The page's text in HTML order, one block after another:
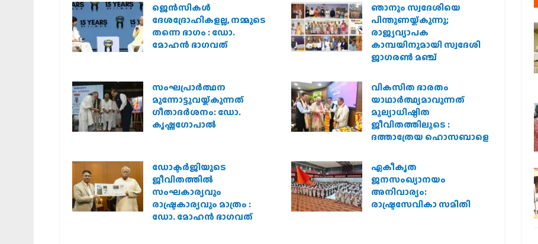
ജെന്‍സികള്‍
ദേശദ്രോഹികളല്ല, നമ്മുടെ
തന്നെ ഭാഗം : ഡോ.
മോഹന്‍ ഭാഗവത്
ഞാനും സ്വദേശിയെ
പിന്തുണയ്ക്കുന്നു;
രാജ്യവ്യാപക
കാമ്പയിനുമായി സ്വദേശി
ജാഗരണ്‍ മഞ്ച്
സംഘപ്രാര്‍ത്ഥന
മുന്നോട്ടുവയ്ക്കുന്നത്
ഗീതാദര്‍ശനം: ഡോ.
കൃഷ്ണഗോപാല്‍
വികസിത ഭാരതം
യാഥാർത്ഥ്യമാവുന്നത്
മൂല്യാധിഷ്ഠിത
ജീവിതത്തിലൂടെ :
ദത്താത്രേയ ഹൊസബാളെ
ഡോക്ടർജിയുടെ
ജീവിതത്തിൽ
സംഘകാര്യവും
രാഷ്ട്രകാര്യവും മാത്രം :
ഡോ. മോഹൻ ഭാഗവത്
ഏകീകൃത
ജനസംഖ്യാനയം
അനിവാര്യം:
രാഷ്ട്രസേവികാ സമിതി